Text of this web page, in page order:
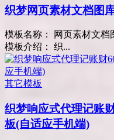
织梦网页素材文档图
模板名称： 网页素材文档
模板介绍： 织...
其它模板
织梦响应式代理记账
板(自适应手机端)